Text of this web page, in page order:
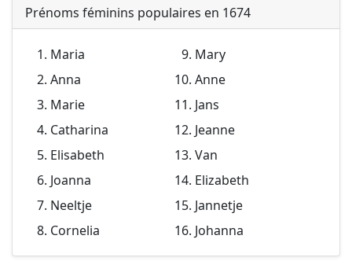
Prénoms féminins populaires en 1674
Maria
Anna
Marie
Catharina
Elisabeth
Joanna
Neeltje
Cornelia
Mary
Anne
Jans
Jeanne
Van
Elizabeth
Jannetje
Johanna